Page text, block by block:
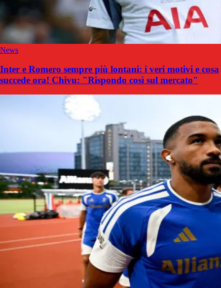
News
Inter e Romero sempre più lontani: i veri motivi e cosa
succede ora! Chivu: "Rispondo così sul mercato"